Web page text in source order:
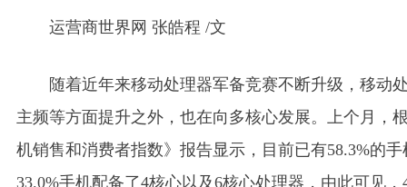
运营商世界网 张皓程 /文
随着近年来移动处理器军备竞赛不断升级，移动
主频等方面提升之外，也在向多核心发展。上个月，
机销售和消费者指数》报告显示，目前已有58.3%的
33.0%手机配备了4核心以及6核心处理器，由此可见